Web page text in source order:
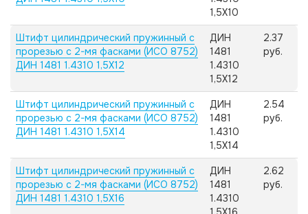
1,5X10
Штифт цилиндрический пружинный с
прорезью с 2-мя фасками (ИСО 8752)
ДИН 1481 1.4310 1,5X12
ДИН
1481
1.4310
1,5X12
2.37
руб.
Штифт цилиндрический пружинный с
прорезью с 2-мя фасками (ИСО 8752)
ДИН 1481 1.4310 1,5X14
ДИН
1481
1.4310
1,5X14
2.54
руб.
Штифт цилиндрический пружинный с
прорезью с 2-мя фасками (ИСО 8752)
ДИН 1481 1.4310 1,5X16
ДИН
1481
1.4310
2.62
руб.